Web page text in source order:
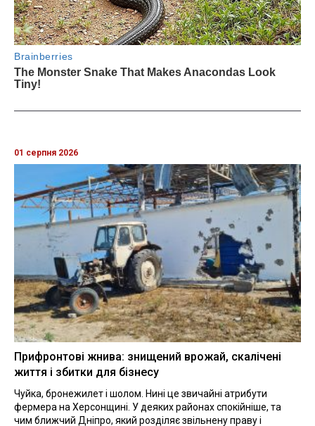
01 серпня 2026
Прифронтові жнива: знищений врожай, скалічені
життя і збитки для бізнесу
Чуйка, бронежилет і шолом. Нині це звичайні атрибути
фермера на Херсонщині. У деяких районах спокійніше, та
чим ближчий Дніпро, який розділяє звільнену праву і